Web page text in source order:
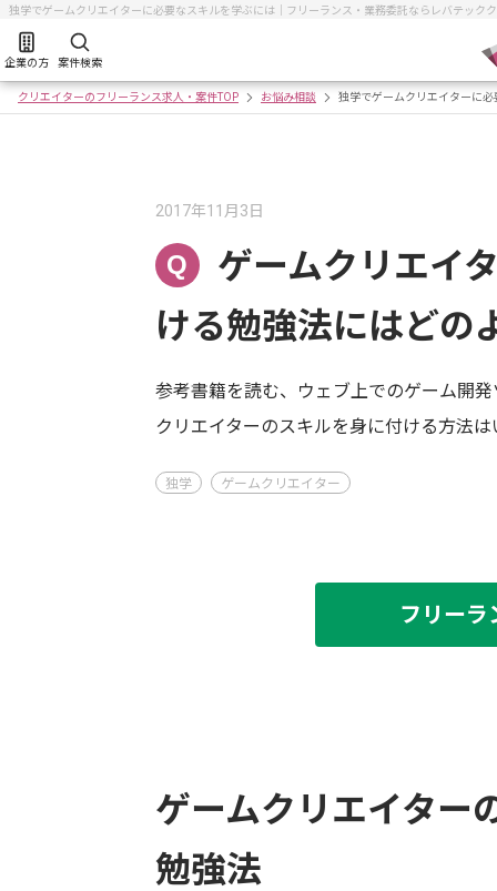
独学でゲームクリエイターに必要なスキルを学ぶには｜フリーランス・業務委託ならレバテック
企業の方 案件検索
クリエイターのフリーランス求人・案件TOP お悩み相談 独学でゲームクリエイターに
2017年11月3日
Q
ゲームクリエイ
ける勉強法にはどの
参考書籍を読む、ウェブ上でのゲーム開
クリエイターのスキルを身に付ける方法
独学 ゲームクリエイター
フリーラ
ゲームクリエイター
勉強法